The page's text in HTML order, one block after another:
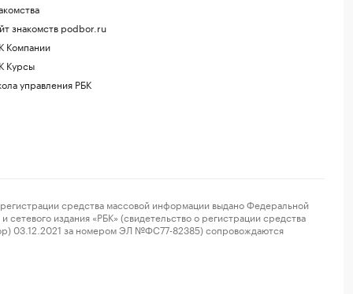
знакомств podbor.ru
Компании
Курсы
управления РБК
средства массовой информации выдано Федеральной
издания «РБК» (свидетельство о регистрации средства
03.12.2021 за номером ЭЛ №ФС77-82385) сопровождаются